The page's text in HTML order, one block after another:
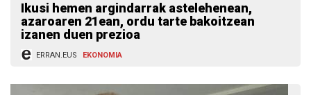
Ikusi hemen argindarrak astelehenean,
azaroaren 21ean, ordu tarte bakoitzean
izanen duen prezioa
ERRAN.EUS EKONOMIA